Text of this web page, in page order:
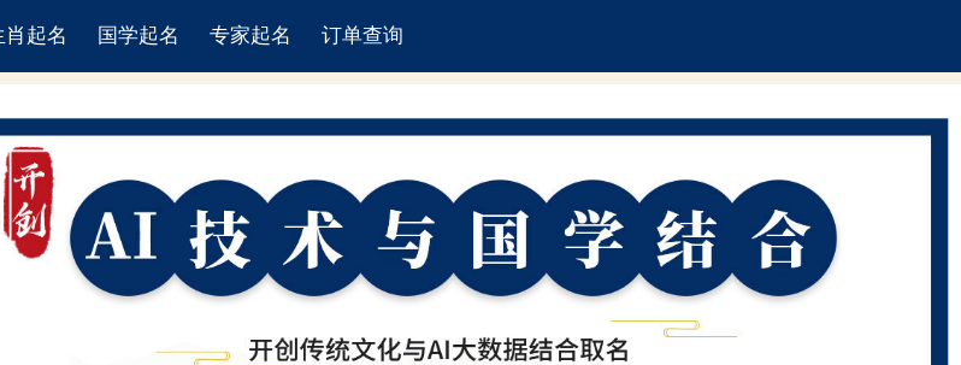
肖起名 国学起名 专家起名 订单查询